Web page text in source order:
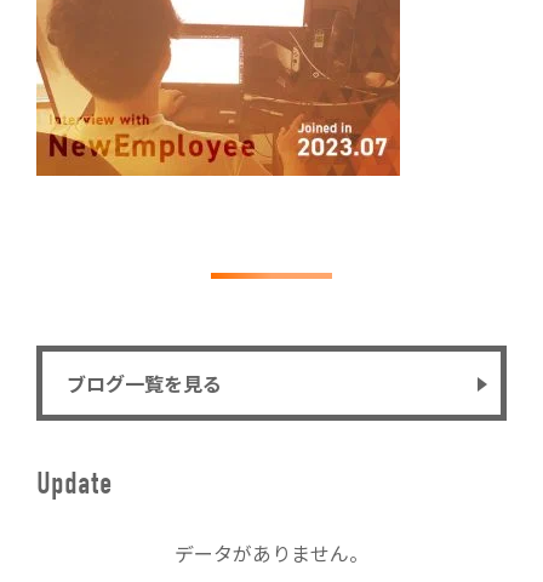
ブログ一覧を見る
Update
データがありません。